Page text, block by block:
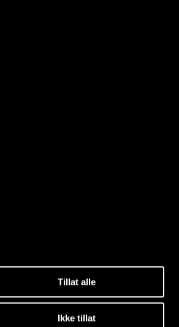
Tillat alle
Ikke tillat